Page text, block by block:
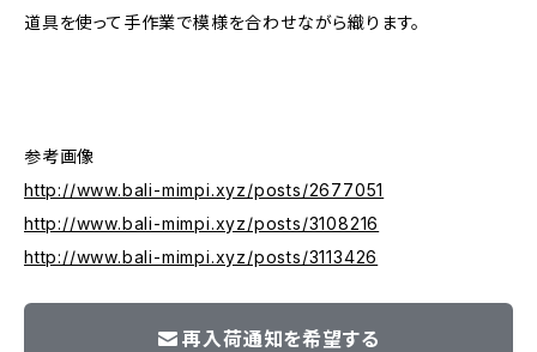
道具を使って手作業で模様を合わせながら織ります。
参考画像
http://www.bali-mimpi.xyz/posts/2677051
http://www.bali-mimpi.xyz/posts/3108216
http://www.bali-mimpi.xyz/posts/3113426
再入荷通知を希望する